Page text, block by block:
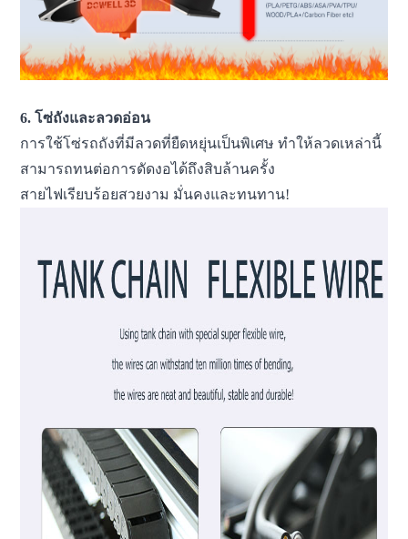
6. โซ่ถังและลวดอ่อน
การใช้โซ่รถถังที่มีลวดที่ยืดหยุ่นเป็นพิเศษ ทำให้ลวดเหล่านี้
สามารถทนต่อการดัดงอได้ถึงสิบล้านครั้ง
สายไฟเรียบร้อยสวยงาม มั่นคงและทนทาน!